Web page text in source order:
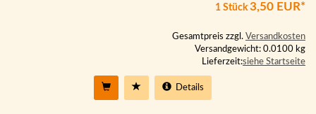
1 Stück3,50 EUR*
Gesamtpreis zzgl. Versandkosten
Versandgewicht: 0.0100 kg
Lieferzeit:siehe Startseite
Details